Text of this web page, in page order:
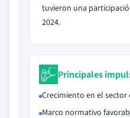
tuvieron una
2024.
Principales
Crecimiento en el
Marco normativo